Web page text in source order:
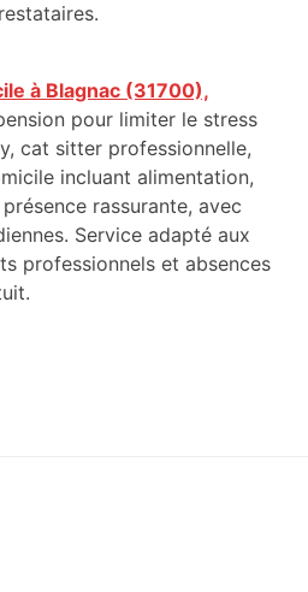
à Blagnac (31700),
pour limiter le stress
cat sitter professionnelle,
incluant alimentation,
rassurante, avec
Service adapté aux
professionnels et absences